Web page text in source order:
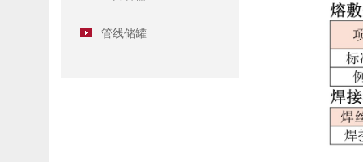
管线储罐